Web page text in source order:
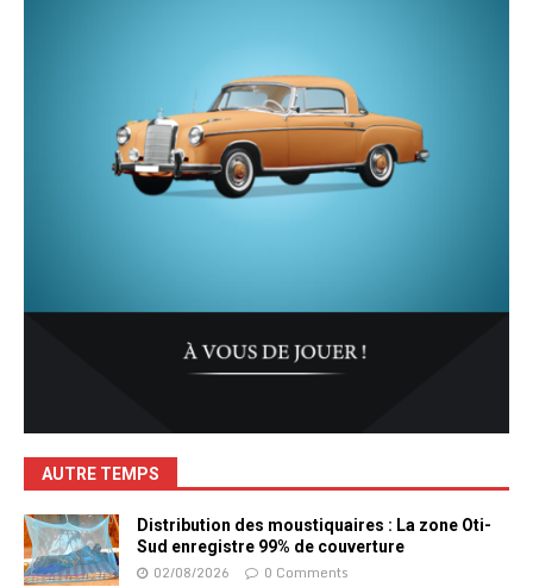
AUTRE TEMPS
Distribution des moustiquaires : La zone Oti-
Sud enregistre 99% de couverture
02/08/2026 0 Comments